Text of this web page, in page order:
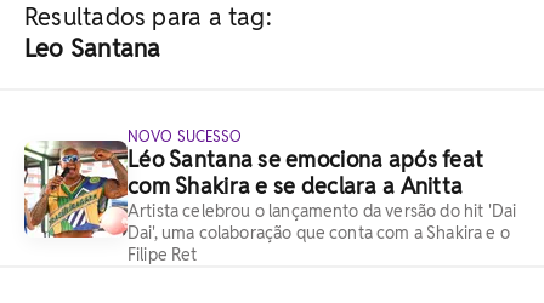
Resultados para a tag:
Leo Santana
NOVO SUCESSO
Léo Santana se emociona após feat
com Shakira e se declara a Anitta
Artista celebrou o lançamento da versão do hit 'Dai
Dai', uma colaboração que conta com a Shakira e o
Filipe Ret